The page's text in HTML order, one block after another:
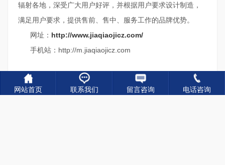
辐射各地，深受广大用户好评，并根据用户要求设计制造，
满足用户要求，提供售前、售中、服务工作的品牌优势。
网址： http://www.jiaqiaojicz.com/
手机站：http://m.jiaqiaojicz.com
网站首页 联系我们 留言咨询 电话咨询